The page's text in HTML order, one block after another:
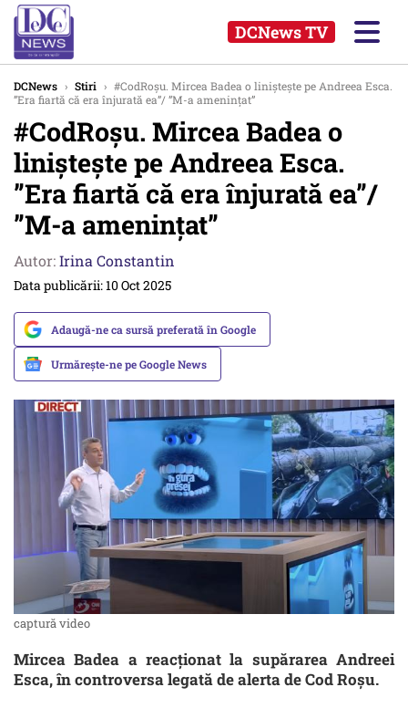
DCNews TV
DCNews › Stiri › #CodRoșu. Mircea Badea o liniștește pe Andreea Esca.
”Era fiartă că era înjurată ea”/ ”M-a amenințat”
#CodRoșu. Mircea Badea o
liniștește pe Andreea Esca.
”Era fiartă că era înjurată ea”/
”M-a amenințat”
Autor:Irina Constantin
Data publicării: 10 Oct 2025
Adaugă-ne ca sursă preferată în Google
Urmărește-ne pe Google News
captură video
Mircea Badea a reacționat la supărarea Andreei
Esca, în controversa legată de alerta de Cod Roșu.